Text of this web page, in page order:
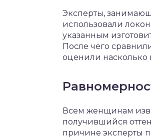
Эксперты,
использовали
указанным
После чего
оценили насколько
Всем женщинам
получившийся
причине эксперты